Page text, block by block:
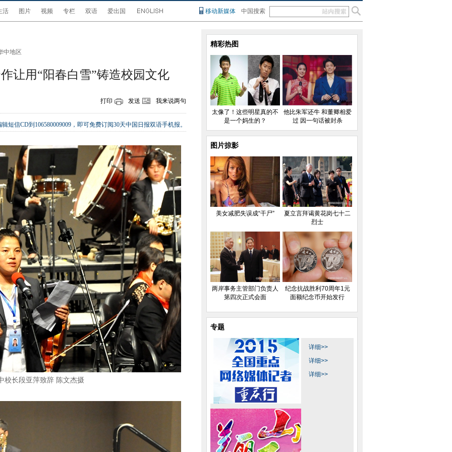
活 图片 视频 专栏 双语 爱出国 移动新媒体 中国搜索
中地区
让用“阳春白雪”铸造校园文化
打印 发送 我来说两句
短信CD到106580009009，即可免费订阅30天中国日报双语手机报。
校长段亚萍致辞 陈文杰摄
精彩热图
太像了！这些明星真的不
是一个妈生的？
他比朱军还牛 和董卿相爱
过 因一句话被封杀
图片掠影
美女减肥失误成“干尸”
夏立言拜谒黄花岗七十二
烈士
两岸事务主管部门负责人
第四次正式会面
纪念抗战胜利70周年1元
面额纪念币开始发行
专题
详细>>
详细>>
详细>>